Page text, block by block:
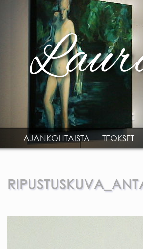
AJANKOHTAISTA TEOKSET